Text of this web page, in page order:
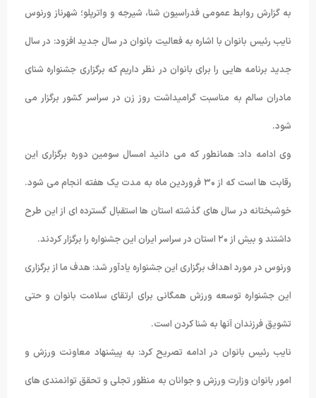
به گزارش روابط عمومی فدراسیون شنا، شیرجه و واترپلو؛ شهرناز ورنوس
نایب رئیس بانوان با اشاره به فعالیت بانوان در سال جدید افزود: در سال
جدید برنامه هایی را برای بانوان در نظر داریم که برگزاری جشنواره شنای
مادران سالم به مناسبت گرامیداشت روز زن در سراسر کشور برگزار می
شود.
وی ادامه داد: همانطور که می دانید امسال سومین دوره برگزاری این
رقابت ها است که از ۳۰ فروردین ماه به مدت یک هفته انجام می شود.
خوشبختانه در سال های گذشته استان ها استقبال گسترده ای از این طرح
داشتند و بیش از ۲۰ استان در سراسر ایران این جشنواره را برگزار کردند.
ورنوس در مورد اهداف برگزاری این جشنواره یادآور شد: هدف ما از برگزاری
این جشنواره توسعه ورزش همگانی برای ارتقای سلامت بانوان و حتی
تشویق فرزندان آنها به شنا کردن است.
نایب رئیس بانوان در ادامه تصریح کرد: به پیشنهاد معاونت ورزش و
امور بانوان وزارت ورزش و جوانان به منظور تجلی و تحقق توانمندی های